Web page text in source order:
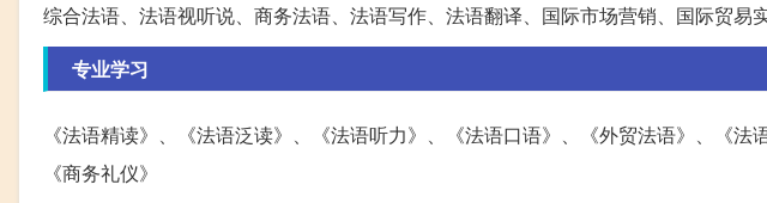
综合法语、法语视听说、商务法语、法语写作、法语翻译、国际市场营销、国际贸易实
专业学习
《法语精读》、《法语泛读》、《法语听力》、《法语口语》、《外贸法语》、《法
《商务礼仪》